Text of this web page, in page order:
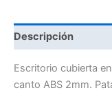
Descripción
Escritorio cubierta
canto ABS 2mm.